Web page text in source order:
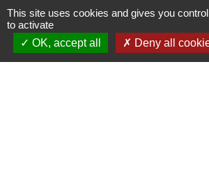
Liens
Communauté de Communes de
This site uses cookies and gives you
to activate
OK, accept all
Deny all